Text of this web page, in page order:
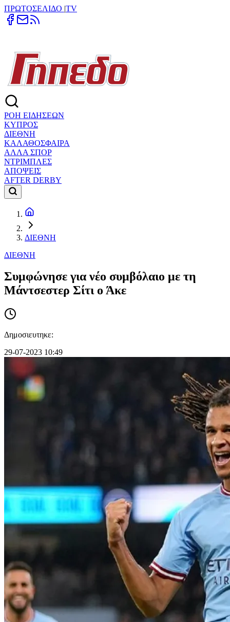
ΠΡΩΤΟΣΕΛΙΔΟ |TV
ΡΟΗ ΕΙΔΗΣΕΩΝ
ΚΥΠΡΟΣ
ΔΙΕΘΝΗ
ΚΑΛΑΘΟΣΦΑΙΡΑ
ΑΛΛΑ ΣΠΟΡ
ΝΤΡΙΜΠΛΕΣ
ΑΠΟΨΕΙΣ
AFTER DERBY
ΔΙΕΘΝΗ
ΔΙΕΘΝΗ
Συμφώνησε για νέο συμβόλαιο με τη
Μάντσεστερ Σίτι ο Άκε
Δημοσιευτηκε:
29-07-2023 10:49